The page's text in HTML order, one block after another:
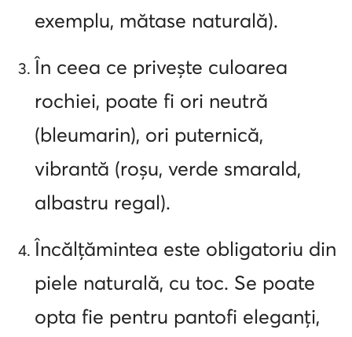
exemplu, mătase naturală).
În ceea ce privește culoarea
rochiei, poate fi ori neutră
(bleumarin), ori puternică,
vibrantă (roșu, verde smarald,
albastru regal).
Încălțămintea este obligatoriu din
piele naturală, cu toc. Se poate
opta fie pentru pantofi eleganți,